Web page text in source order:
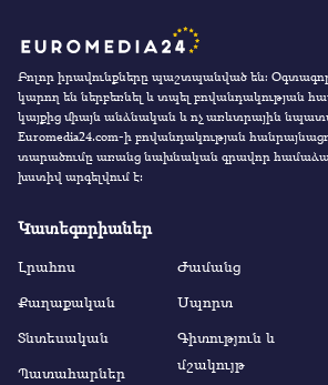
Բոլոր իրավունքները պաշտպանված են։
կարող են ներբեռնել և տպել բովանդակության
կայքից միայն անձնական և ոչ առևտրային
Euromedia24.com-ի բովանդակության
տարածումը առանց նախնական գրավոր
խստիվ արգելվում է:
Կատեգորիաներ
Լրահոս
Քաղաքական
Տնտեսական
Պատահարներ
Ժամանց
Սպորտ
Գիտություն և
մշակույթ